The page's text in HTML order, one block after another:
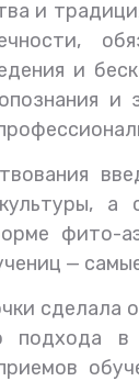
и
и
и
а
фито-
—
сделала
подхода